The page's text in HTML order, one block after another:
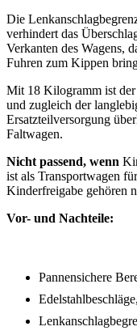
Die
verhindert das
Verkanten des Wagens,
Fuhren zum Kippen
Mit 18 Kilogramm ist der
und zugleich der
Ersatzteilversorgung
Faltwagen.
Nicht passend, wenn
ist als Transportwagen
Kinderfreigabe gehören
Vor- und Nachteile:
Pannensichere